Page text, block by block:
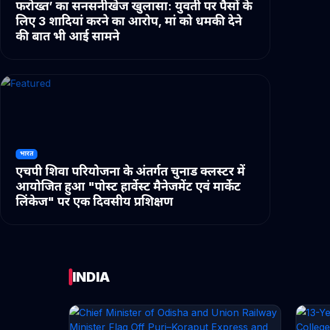
फरोख्त’ का सनसनीखेज खुलासा: युवती पर पैसों के
लिए 3 शादियां करने का आरोप, मां को धमकी देने
की बात भी आई सामने
भारत
एचपी शिवा परियोजना के अंतर्गत चुनाड क्लस्टर में
आयोजित हुआ "पोस्ट हार्वेस्ट मैनेजमेंट एवं मार्केट
लिंकेज" पर एक दिवसीय प्रशिक्षण
INDIA